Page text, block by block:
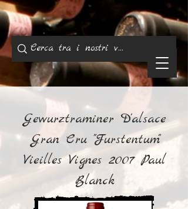
Gewurztraminer D'alsace
Gran Cru "Furstentum"
Vieilles Vignes 2007 Paul
Blanck